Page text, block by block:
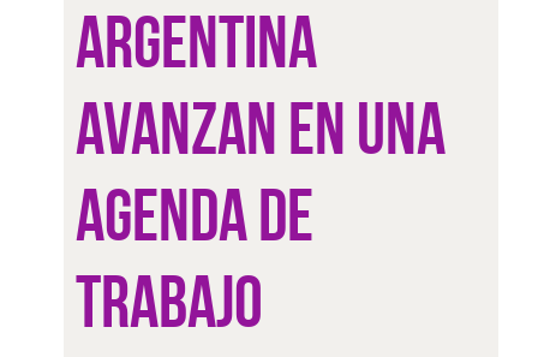
ARGENTINA
AVANZAN EN UNA
AGENDA DE
TRABAJO